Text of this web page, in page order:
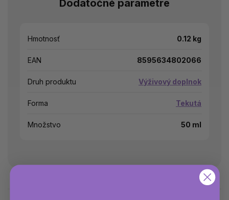
Dodatočné parametre
Hmotnosť 0.12 kg
EAN 8595634802066
Druh produktu Výživový doplnok
Forma Tekutá
Množstvo 50 ml